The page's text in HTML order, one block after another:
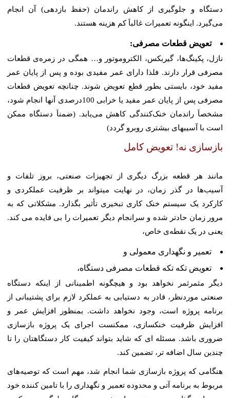
دستگاه و جلوگیری از کاهش راندمان (حفظ بازدهی) آن انجام
می‌گیرد. اینگونه تعمیرات غالباَ کم هزینه هستند.
تعویض قطعات مصرفی:
نازل، پکینگ‌ها، گیربکس، الکتروموتور و… همگی در زمره‌ی قطعات
مصرفی قرار دارند. فلذا دارای عمر مفیدی بوده و پس از پایان عمر
مفید خود، بایستی بطور قطع تعویض شوند. چنانچه تعویض قطعات
مصرفی پس از پایان عمر مفید یا خرابی 100درصدی آنها انجام شود،
مشخصاَ راندمان خنک‌کنندگی کاهش می‌یابد. (ضمناَ دستگاه ممکن
است با آسیبهای بیشتری روبرو گردد)
بازسازی نه! تعویض کامل
مانند هر قطعه بزرگ دیگری از تجهیزات صنعتی، بروز تلفات و
آسیب‌ها در گذر زمان، در نهایت میتواند بر ظرفیت عملکردی و
کارکرد یک سیستم خنک کاری تبخیری تأثیر بگذارد. مشکلاتی که به
مرور زمان حادتر شده و سرانجام دیگر تعمیرات را بی فایده می کند.
یعنی در یک نقطه‌ی خاص،
تعمیر و نگهداری معمولی و
تعویض تکه تکه قطعات مصرفی دستگاه،
دیگر مثمرثمر نخواهد بود و هیچگونه اطمینانی از اینکه دستگاه
صنعتی موردنظر، قادر به دستیابی به عملکرد لازم برای پشتیبانی از
برنامه پروژه است، وجود نخواهد داشت. بمنظور افزایش عمر و
افزایش ظرفیت خنکسازی، ممکنست اجرای یک پروژه بازسازی
ضروری باشد. مسئله ای که شاید بتواند کیفیت کار دستگاهتان را تا
چندین سال اضافه تر، تضمین کند.
هنگامی که پروژه بازسازی شما انجام شد، مهم است که توصیه‌های
مربوط به برنامه آتی و محدوده تعمیر و نگهداری را با تامین کننده خود